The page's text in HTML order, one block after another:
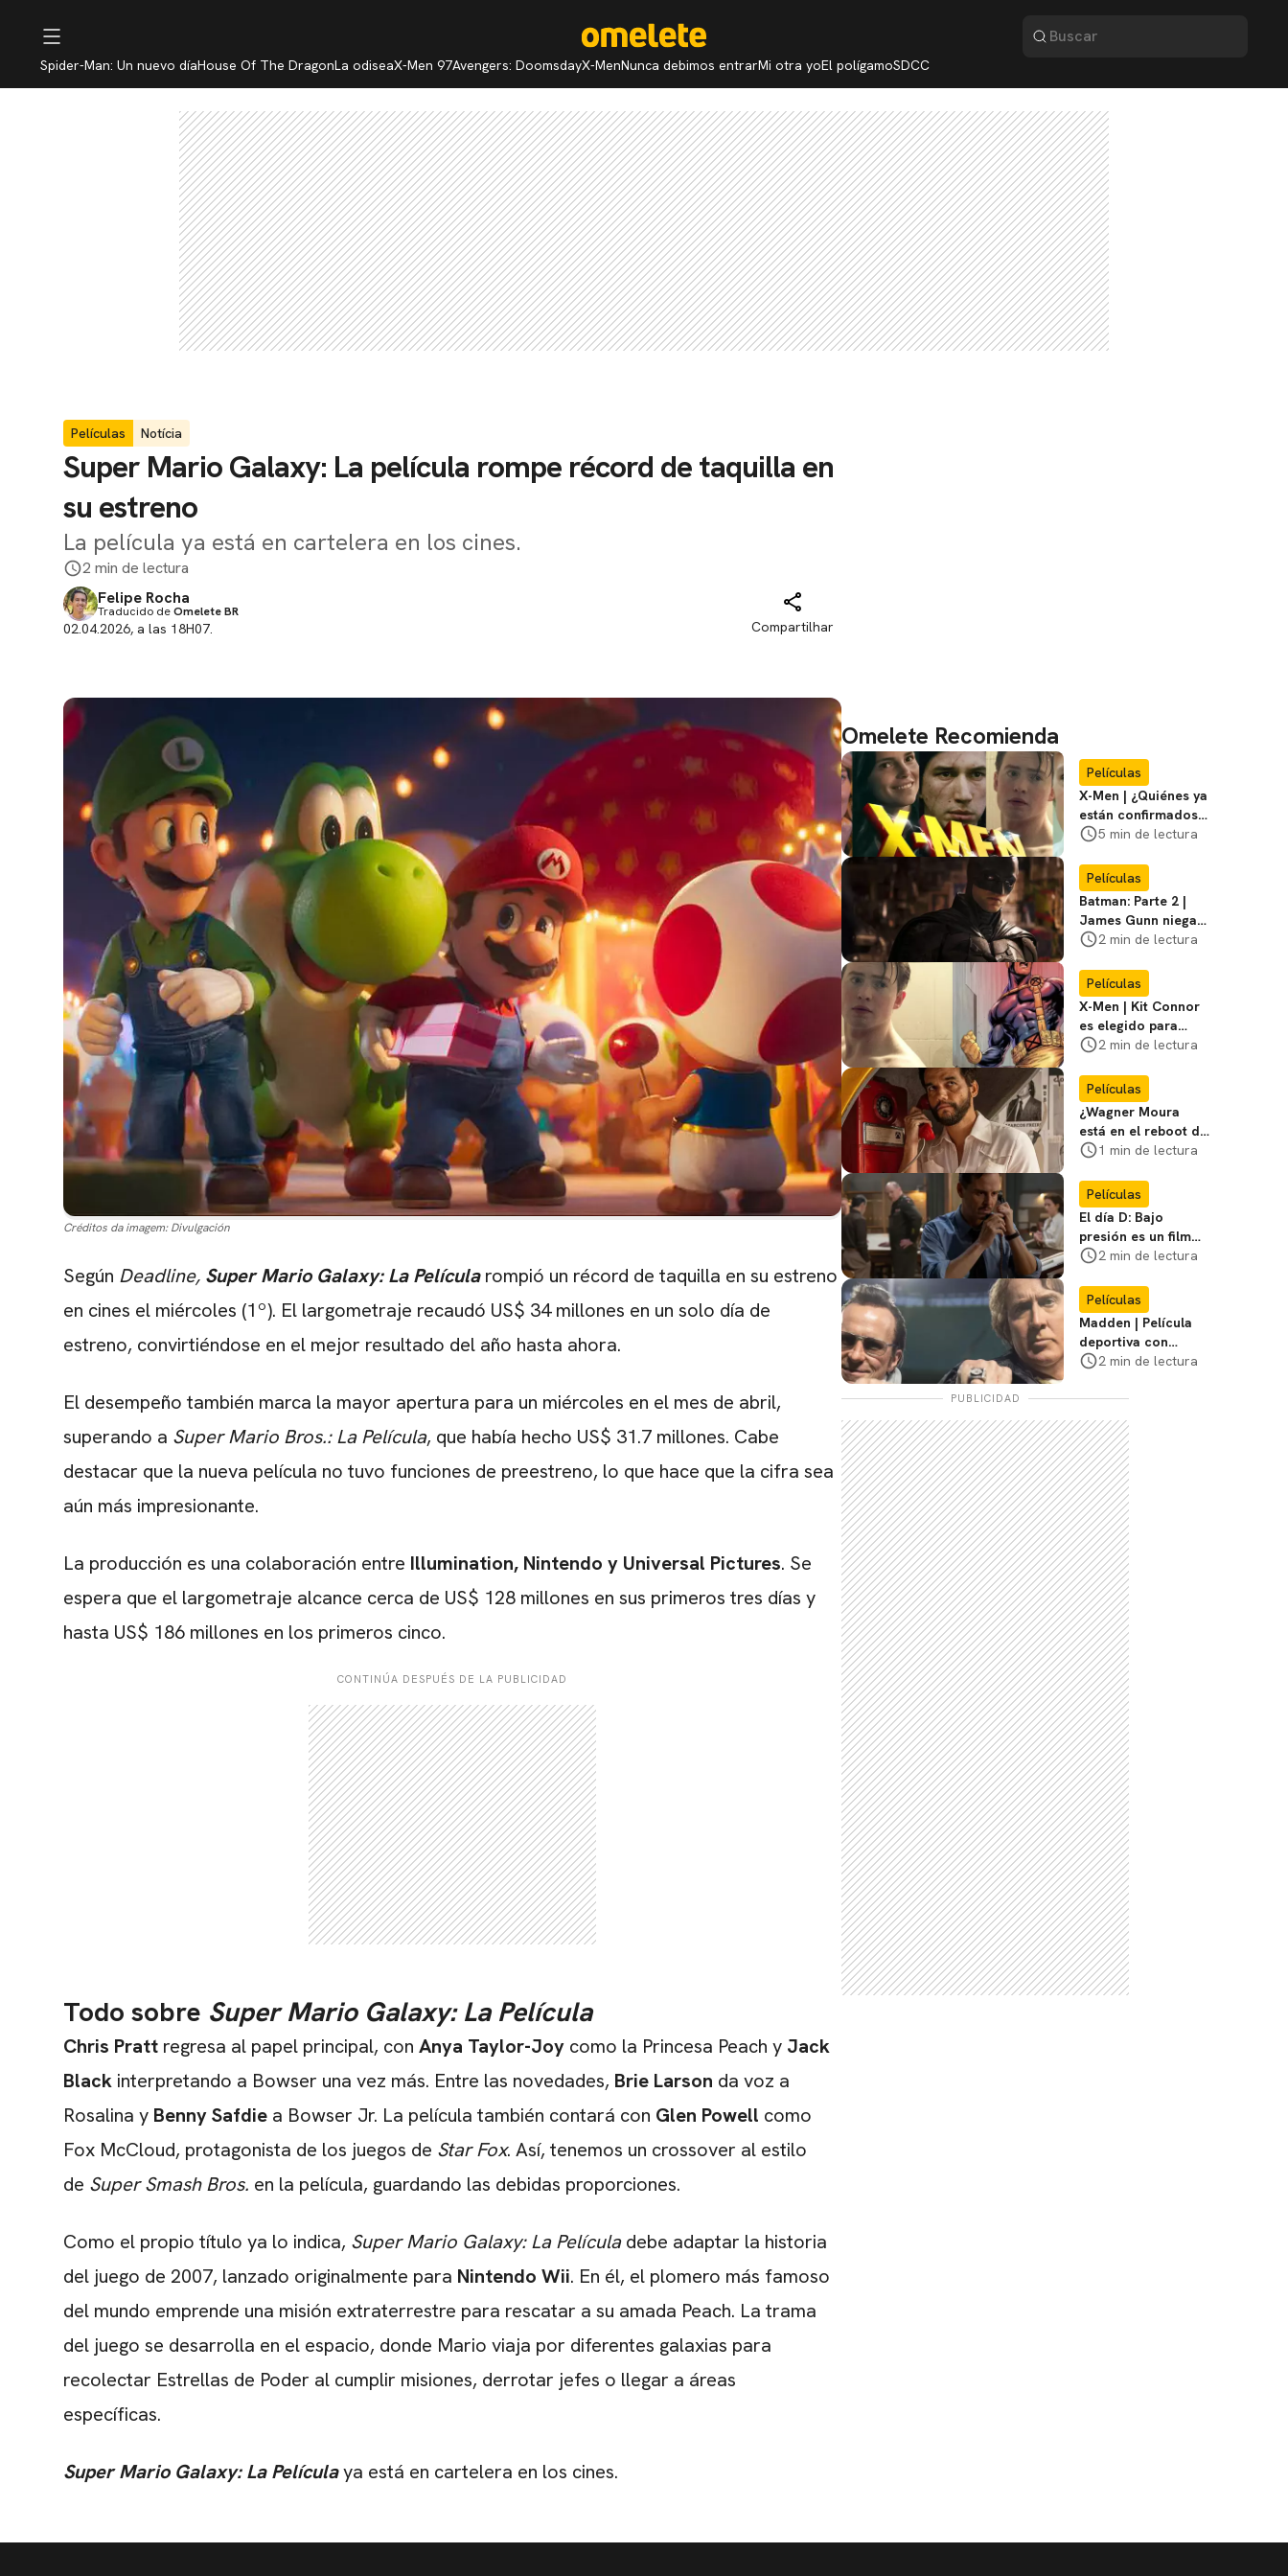
Spider-Man: Un nuevo díaHouse Of The DragonLa odiseaX-Men 97Avengers: DoomsdayX-MenNunca debimos entrarMi otra yoEl polígamoSDCC
Películas Notícia
Super Mario Galaxy: La película rompe récord de taquilla en
su estreno
La película ya está en cartelera en los cines.
2 min de lectura
Felipe Rocha
Traducido deOmelete BR
02.04.2026, a las 18H07. Compartilhar
Créditos da imagem: Divulgación
Según Deadline, Super Mario Galaxy: La Películarompió un récord de taquilla en su estreno
en cines el miércoles (1º). El largometraje recaudó US$ 34 millones en un solo día de
estreno, convirtiéndose en el mejor resultado del año hasta ahora.
El desempeño también marca la mayor apertura para un miércoles en el mes de abril,
superando a Super Mario Bros.: La Película, que había hecho US$ 31.7 millones. Cabe
destacar que la nueva película no tuvo funciones de preestreno, lo que hace que la cifra sea
aún más impresionante.
La producción es una colaboración entre Illumination, Nintendo y Universal Pictures. Se
espera que el largometraje alcance cerca de US$ 128 millones en sus primeros tres días y
hasta US$ 186 millones en los primeros cinco.
CONTINÚA DESPUÉS DE LA PUBLICIDAD
Todo sobre Super Mario Galaxy: La Película
Chris Pratt regresa al papel principal, con Anya Taylor-Joy como la Princesa Peach y Jack
Black interpretando a Bowser una vez más. Entre las novedades, Brie Larson da voz a
Rosalina y Benny Safdie a Bowser Jr. La película también contará con Glen Powell como
Fox McCloud, protagonista de los juegos de Star Fox. Así, tenemos un crossover al estilo
de Super Smash Bros. en la película, guardando las debidas proporciones.
Como el propio título ya lo indica, Super Mario Galaxy: La Películadebe adaptar la historia
del juego de 2007, lanzado originalmente para Nintendo Wii. En él, el plomero más famoso
del mundo emprende una misión extraterrestre para rescatar a su amada Peach. La trama
del juego se desarrolla en el espacio, donde Mario viaja por diferentes galaxias para
recolectar Estrellas de Poder al cumplir misiones, derrotar jefes o llegar a áreas
específicas.
Super Mario Galaxy: La Películaya está en cartelera en los cines.
Omelete Recomienda
Películas
X-Men | ¿Quiénes ya
están confirmados
en la película de
favoritos
5 min de lectura
Películas
Batman: Parte 2 |
James Gunn niega
que se filme la parte
2 min de lectura
Películas
X-Men | Kit Connor
es elegido para
interpretar a
película
2 min de lectura
Películas
¿Wagner Moura
está en el reboot de
X-Men? El actor lo
1 min de lectura
Películas
El día D: Bajo
presión es un film
bélico distinto lleno
2 min de lectura
Películas
Madden | Película
deportiva con
Nicolas Cage tendrá
cines
2 min de lectura
PUBLICIDAD